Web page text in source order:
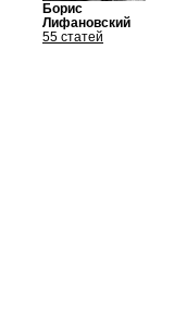
Борис
Лифановский
55 статей